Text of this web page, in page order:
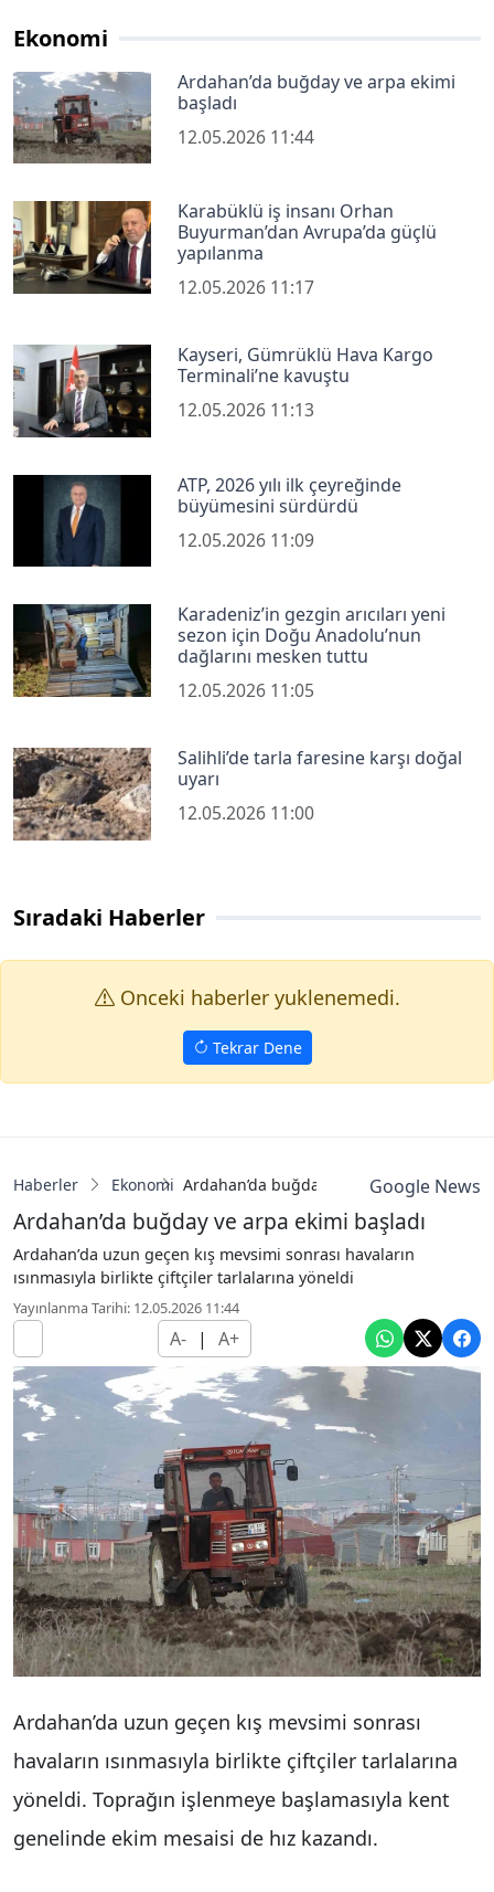
Ekonomi
Ardahan’da buğday ve arpa ekimi
başladı
12.05.2026 11:44
Karabüklü iş insanı Orhan
Buyurman’dan Avrupa’da güçlü
yapılanma
12.05.2026 11:17
Kayseri, Gümrüklü Hava Kargo
Terminali’ne kavuştu
12.05.2026 11:13
ATP, 2026 yılı ilk çeyreğinde
büyümesini sürdürdü
12.05.2026 11:09
Karadeniz’in gezgin arıcıları yeni
sezon için Doğu Anadolu’nun
dağlarını mesken tuttu
12.05.2026 11:05
Salihli’de tarla faresine karşı doğal
uyarı
12.05.2026 11:00
Sıradaki Haberler
Onceki haberler yuklenemedi.
Tekrar Dene
Haberler Ekonomi Ardahan’da buğday ve arpa ekimi başladı
Google News
Ardahan’da buğday ve arpa ekimi başladı
Ardahan’da uzun geçen kış mevsimi sonrası havaların
ısınmasıyla birlikte çiftçiler tarlalarına yöneldi
Yayınlanma Tarihi: 12.05.2026 11:44
A- | A+
Ardahan’da uzun geçen kış mevsimi sonrası
havaların ısınmasıyla birlikte çiftçiler tarlalarına
yöneldi. Toprağın işlenmeye başlamasıyla kent
genelinde ekim mesaisi de hız kazandı.